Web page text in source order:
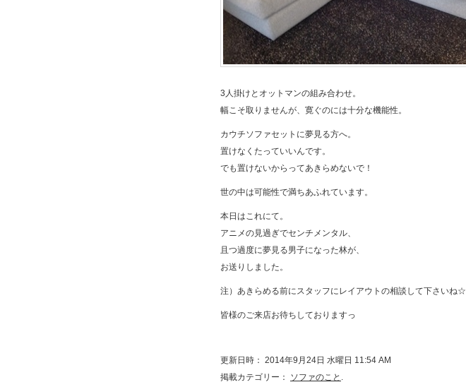
3人掛けとオットマンの組み合わせ。
幅こそ取りませんが、寛ぐのには十分な機能性。
カウチソファセットに夢見る方へ。
置けなくたっていいんです。
でも置けないからってあきらめないで！
世の中は可能性で満ちあふれています。
本日はこれにて。
アニメの見過ぎでセンチメンタル、
且つ過度に夢見る男子になった林が、
お送りしました。
注）あきらめる前にスタッフにレイアウトの相談して下さいね☆
皆様のご来店お待ちしておりますっ
更新日時： 2014年9月24日 水曜日 11:54 AM
掲載カテゴリー： ソファのこと .